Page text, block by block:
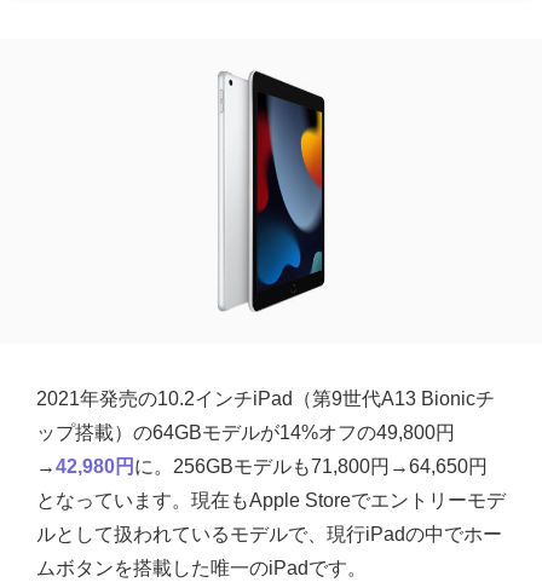
2021年発売の10.2インチiPad（第9世代A13 Bionicチ
ップ搭載）の64GBモデルが14%オフの49,800円
→42,980円 に。256GBモデルも71,800円→64,650円
となっています。現在もApple Storeでエントリーモデ
ルとして扱われているモデルで、現行iPadの中でホー
ムボタンを搭載した唯一のiPadです。